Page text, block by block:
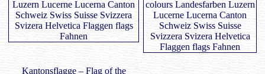
Kantonsflagge – Flag of the